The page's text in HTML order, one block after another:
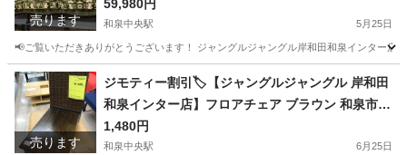
売ります
堺市 岸和田市 泉大津市 高石市 泉北郡熊取町
59,980円
和泉中央駅 5月25日
📢ご覧いただきありがとうございます！ ジャングルジャングル岸和田和泉インター
大阪 和泉市 ソファ
売ります
ジモティー割引🏷️【ジャングルジャングル 岸和田
和泉インター店】フロアチェア ブラウン 和泉市
堺市 岸和田市 泉大津市 高石市 泉北郡熊取町
1,480円
和泉中央駅 6月25日